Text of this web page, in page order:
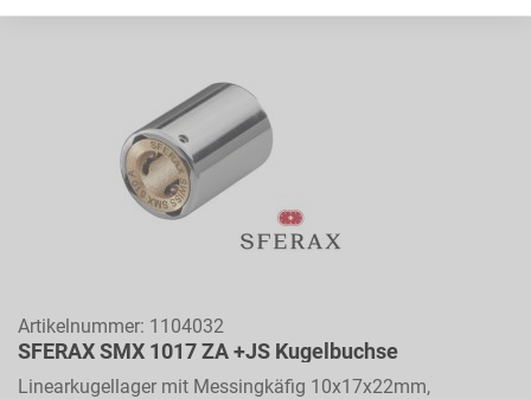
Artikelnummer: 1104032
SFERAX SMX 1017 ZA +JS Kugelbuchse
Linearkugellager mit Messingkäfig 10x17x22mm,